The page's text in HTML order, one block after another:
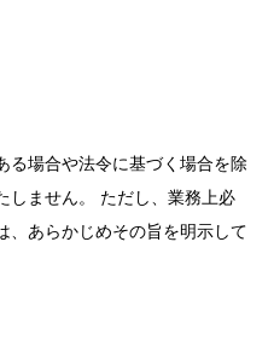
場合や法令に基づく場合を除
しません。 ただし、業務上必
、あらかじめその旨を明示して